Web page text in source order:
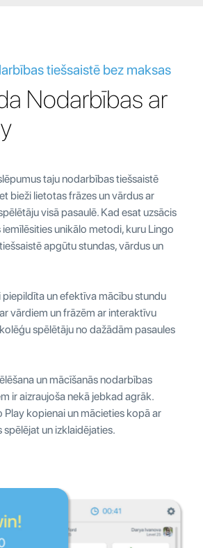
tiešsaistē bez maksas
Nodarbības ar
taju nodarbības tiešsaistē
bieži lietotas frāzes un vārdus ar
visā pasaulē. Kad esat uzsācis
unikālo metodi, kuru Lingo
apgūtu stundas, vārdus un
piepildīta un efektīva mācību stundu
vārdiem un frāzēm ar interaktīvu
spēlētāju no dažādām pasaules
un mācīšanās nodarbības
ir aizraujoša nekā jebkad agrāk.
Play kopienai un mācieties kopā ar
un izklaidējaties.